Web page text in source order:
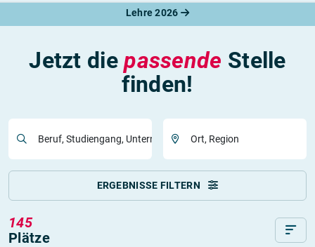
Lehre 2026
Jetzt diepassende Stelle
finden!
Beruf, Studiengang, Unternehmen Ort, Region
ERGEBNISSE FILTERN
145
Plätze